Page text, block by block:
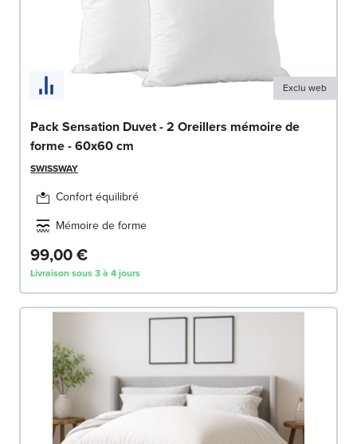
Exclu web
Pack Sensation Duvet - 2 Oreillers mémoire de
forme - 60x60 cm
SWISSWAY
Confort équilibré
Mémoire de forme
99,00 €
Livraison sous 3 à 4 jours